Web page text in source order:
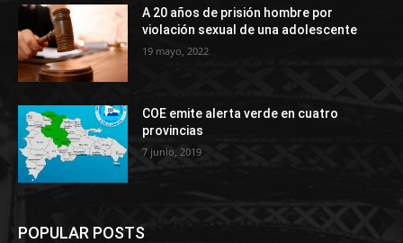
A 20 años de prisión hombre por
violación sexual de una adolescente
19 mayo, 2022
COE emite alerta verde en cuatro
provincias
7 junio, 2019
POPULAR POSTS